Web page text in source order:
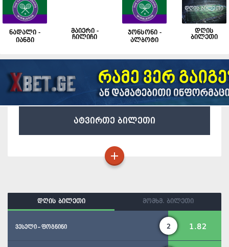
ნადალი -
იანგი
მაიერი -
ჩილიჩი
ჯონსონი -
ალბოტი
დღის
ბილეთი
ატვირთე ბილეთი
დღის ბილეთი მომხმ. ბილეთი
ვესელი - ფოგნინი 2 1.82